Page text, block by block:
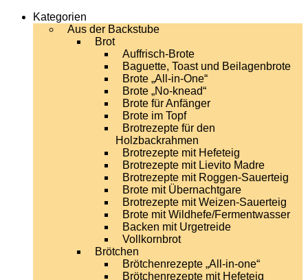
Kategorien
Aus der Backstube
Brot
Auffrisch-Brote
Baguette, Toast und Beilagenbrote
Brote „All-in-One“
Brote „No-knead“
Brote für Anfänger
Brote im Topf
Brotrezepte für den
Holzbackrahmen
Brotrezepte mit Hefeteig
Brotrezepte mit Lievito Madre
Brotrezepte mit Roggen-Sauerteig
Brote mit Übernachtgare
Brotrezepte mit Weizen-Sauerteig
Brote mit Wildhefe/Fermentwasser
Backen mit Urgetreide
Vollkornbrot
Brötchen
Brötchenrezepte „All-in-one“
Brötchenrezepte mit Hefeteig